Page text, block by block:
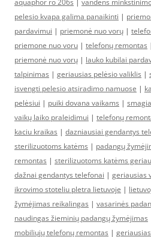
aquaphor ro 206s | vandens
pelesio kvapa galima panaikinti |
pardavimui | priemonė nuo vorų |
priemone nuo voru | telefonų remontas
priemonė nuo vorų | lauko kubilai
talpinimas | geriausias pelėsio valiklis |
isvengti pelesio atsiradimo namuose |
pelėsiui | puiki dovana vaikams |
vaikų laiko praleidimui | telefonų
kaciu kraikas | dazniausiai gendantys
sterilizuotoms katėms | padangų
remontas | sterilizuotoms katėms
dažnai gendantys telefonai | geriausias
ikrovimo stoteliu pletra lietuvoje |
žymėjimas reikalingas | vasarinės
naudingas žieminių padangų žymėjimas
mobiliųjų telefonų remontas |